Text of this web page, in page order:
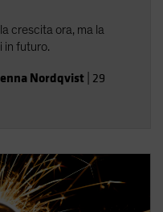
crescita ora, ma la
in futuro.
Nordqvist 29